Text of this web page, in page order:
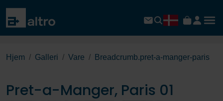
Hjem Galleri Vare Breadcrumb.pret-a-manger-paris
Pret-a-Manger, Paris 01